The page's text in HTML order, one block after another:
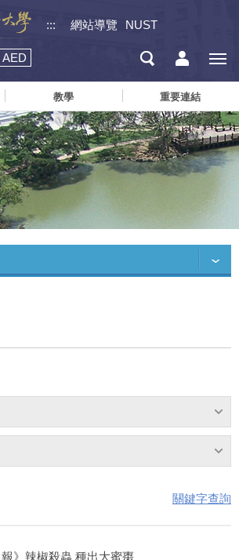
::: 網站導覽 NUST
AED
教學 重要連結
關鍵字查詢
報》辣椒殺蟲 種出大蜜棗